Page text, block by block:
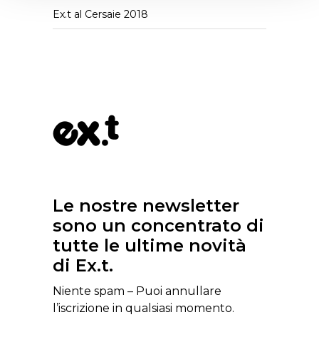
Ex.t al Cersaie 2018
Le nostre newsletter
sono un concentrato di
tutte le ultime novità
di Ex.t.
Niente spam – Puoi annullare
l’iscrizione in qualsiasi momento.